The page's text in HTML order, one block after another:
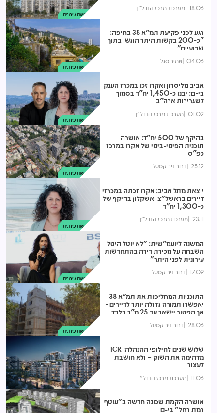
התחדשות עירונית
18.06 מערכת מרכז הנדל"ן
התחדשות עירונית
רגע לפני פקיעת תמ"א 38 בחיפה:
"כ-200 בקשות היתר הוגשו בתוך
שבועיים"
04.06 אמיר סגל
התחדשות עירונית
אביב מליסרון ואקרו זכו במכרז הענק
בי-ם: יבנו כ-1,450 יח"ד בסמוך
לשגרירות ארה"ב
01.02 מערכת מרכז הנדל"ן
התחדשות עירונית
בהיקף של 500 יח"ד: אושרה
תוכנית הפינוי-בינוי של אקרו במרכז
כפ"ס
25.12 דרור ניר קסטל
התחדשות עירונית
יוצאת מתל אביב: אקרו זכתה במכרזי
דיירים בראשל"צ ואשקלון בהיקף של
כ-1,300 יח"ד
23.11 מערכת מרכז הנדל"ן
התחדשות עירונית
המשנה ליועמ"שית: "לא יוטל היטל
השבחה על מכירת דירה בהתחדשות
עירונית לפני היתר"
17.09 דרור ניר קסטל
התחדשות עירונית
התוכניות המחליפות את תמ"א 38
יאפשרו תמורה גדולה יותר לדיירים -
אך הפטור יישאר עד 25 מ"ר בלבד
28.06 דרור ניר קסטל
זירת העסקאות
שלוש שנים לחילופי ההנהלה: ICR
מדהימה את השוק – ולא חושבת
לעצור
11.06 מערכת מרכז הנדל"ן
אושרה הקמת שכונה חדשה ב"עוטף
רמת רחל" בי-ם